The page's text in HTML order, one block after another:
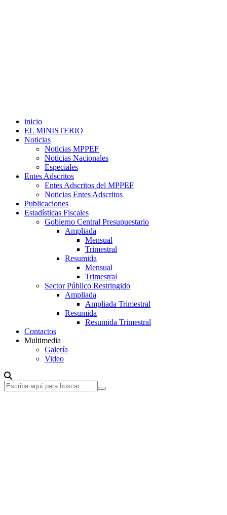
inicio
EL MINISTERIO
Noticias
Noticias MPPEF
Noticias Nacionales
Especiales
Entes Adscritos
Entes Adscritos del MPPEF
Noticias Entes Adscritos
Publicaciones
Estadísticas Fiscales
Gobierno Central Presupuestario
Ampliada
Mensual
Trimestral
Resumida
Mensual
Trimestral
Sector Público Restringido
Ampliada
Ampliada Trimestral
Resumida
Resumida Trimestral
Contactos
Multimedia
Galería
Video